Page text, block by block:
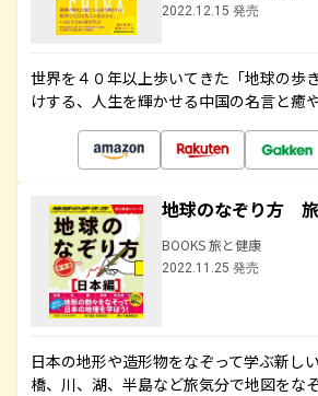
2022.12.15 発売
世界を４０年以上歩いてきた「地球の歩
けする、人生を輝かせる中国の名言と癒
地球のなぞり方
BOOKS 旅と健康
2022.11.25 発売
日本の地形や造形物をなぞって学ぶ新し
橋、川、湖、半島など旅気分で地図をな